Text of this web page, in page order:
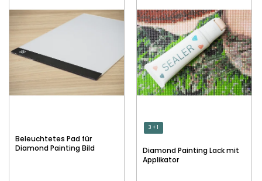
Beleuchtetes Pad für
Diamond Painting Bild
3 + 1
Diamond Painting Lack mit
Applikator